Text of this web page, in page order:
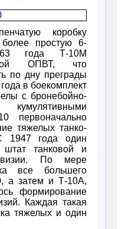
коробку
простую 6-
года Т-10М
ОПВТ, что
по дну преграды
в боекомплект
с бронебойно-
первоначально
тяжелых танко-
1947 года один
танковой и
По мере
все большего
а затем и Т-10А,
формирование
Каждая такая
тяжелых и один